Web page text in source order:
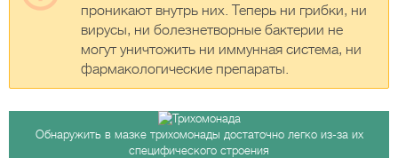
проникают внутрь них. Теперь ни грибки, ни
вирусы, ни болезнетворные бактерии не
могут уничтожить ни иммунная система, ни
фармакологические препараты.
Обнаружить в мазке трихомонады достаточно легко из-за их
специфического строения